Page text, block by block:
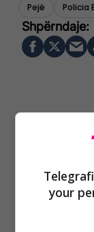
Pejë Policia
your